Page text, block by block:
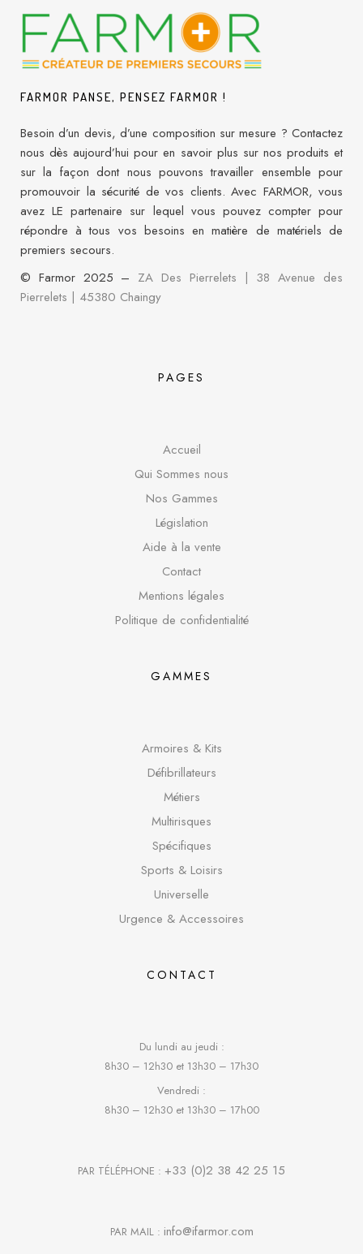
FARMOR PANSE, PENSEZ FARMOR !
Besoin d’un devis, d’une composition sur mesure ? Contactez
nous dès aujourd’hui pour en savoir plus sur nos produits et
sur la façon dont nous pouvons travailler ensemble pour
promouvoir la sécurité de vos clients. Avec FARMOR, vous
avez LE partenaire sur lequel vous pouvez compter pour
répondre à tous vos besoins en matière de matériels de
premiers secours.
© Farmor 2025 – ZA Des Pierrelets | 38 Avenue des
Pierrelets | 45380 Chaingy
PAGES
Accueil
Qui Sommes nous
Nos Gammes
Législation
Aide à la vente
Contact
Mentions légales
Politique de confidentialité
GAMMES
Armoires & Kits
Défibrillateurs
Métiers
Multirisques
Spécifiques
Sports & Loisirs
Universelle
Urgence & Accessoires
CONTACT
Du lundi au jeudi :
8h30 – 12h30 et 13h30 – 17h30
Vendredi :
8h30 – 12h30 et 13h30 – 17h00
PAR TÉLÉPHONE : +33 (0)2 38 42 25 15
PAR MAIL : info@ifarmor.com